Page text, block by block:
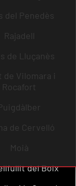
del Penedès
Rajadell
de Lluçanès
de Vilomara i
Rocafort
de Cervelló
Moià
del Boix